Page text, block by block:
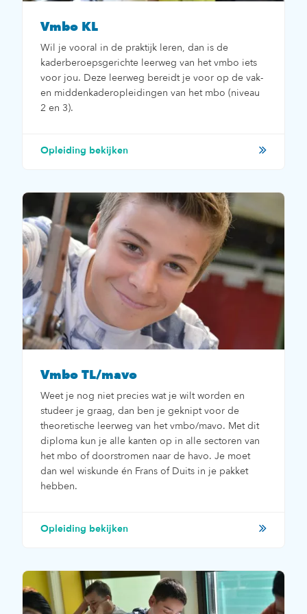
Vmbo KL
Wil je vooral in de praktijk leren, dan is de
kaderberoepsgerichte leerweg van het vmbo iets
voor jou. Deze leerweg bereidt je voor op de vak-
en middenkaderopleidingen van het mbo (niveau
2 en 3).
Opleiding bekijken
Vmbo TL/mavo
Weet je nog niet precies wat je wilt worden en
studeer je graag, dan ben je geknipt voor de
theoretische leerweg van het vmbo/mavo. Met dit
diploma kun je alle kanten op in alle sectoren van
het mbo of doorstromen naar de havo. Je moet
dan wel wiskunde én Frans of Duits in je pakket
hebben.
Opleiding bekijken